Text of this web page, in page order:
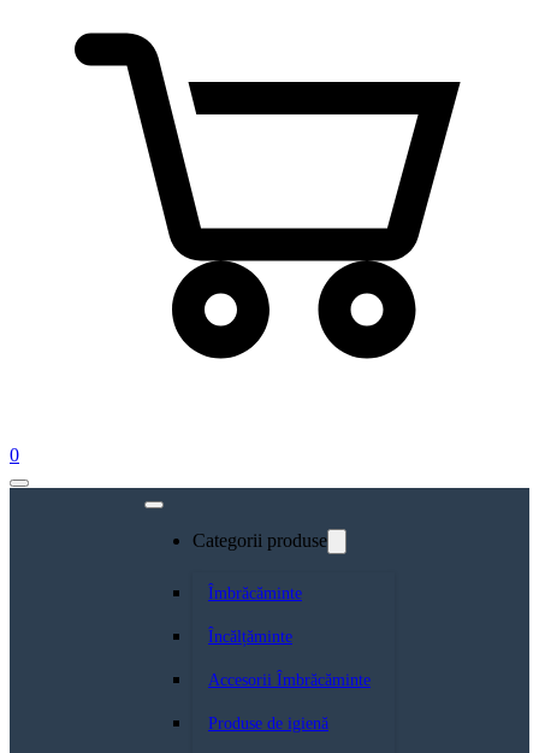
0
Categorii produse
Îmbrăcăminte
Încălțăminte
Accesorii Îmbrăcăminte
Produse de igienă